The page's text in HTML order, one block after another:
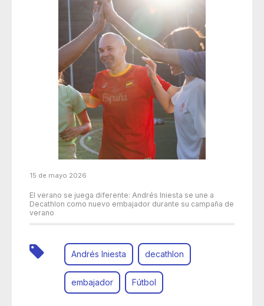
15 de mayo 2026
El verano se juega diferente: Andrés Iniesta se une a
Decathlon como nuevo embajador durante su campaña de
verano
Andrés Iniesta decathlon
embajador Fútbol